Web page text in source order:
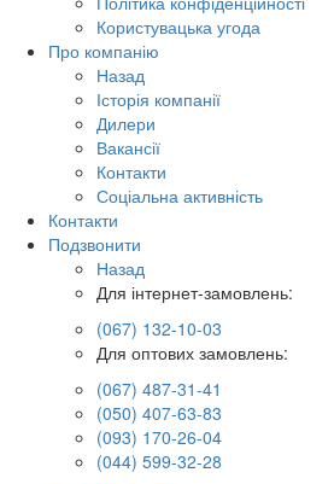
Користувацька угода
Про компанію
Назад
Історія компанії
Дилери
Вакансії
Контакти
Соціальна активність
Контакти
Подзвонити
Назад
Для інтернет-замовлень:
(067) 132-10-03
Для оптових замовлень:
(067) 487-31-41
(050) 407-63-83
(093) 170-26-04
(044) 599-32-28